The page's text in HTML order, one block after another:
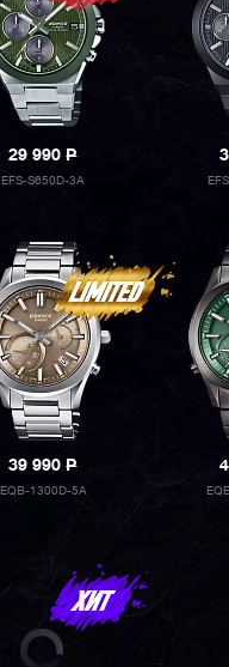
29 990P
EFS-S650D-3A
39 990P
EQB-1300D-5A